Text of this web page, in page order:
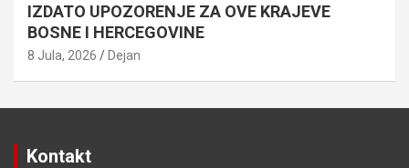
IZDATO UPOZORENJE ZA OVE KRAJEVE
BOSNE I HERCEGOVINE
8 Jula, 2026 Dejan
Kontakt